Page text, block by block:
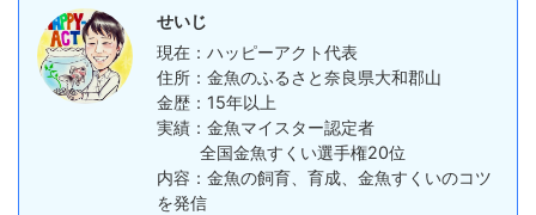
せいじ
現在：ハッピーアクト代表
住所：金魚のふるさと奈良県大和郡山
金歴：15年以上
実績：金魚マイスター認定者
全国金魚すくい選手権20位
内容：金魚の飼育、育成、金魚すくいのコツ
を発信